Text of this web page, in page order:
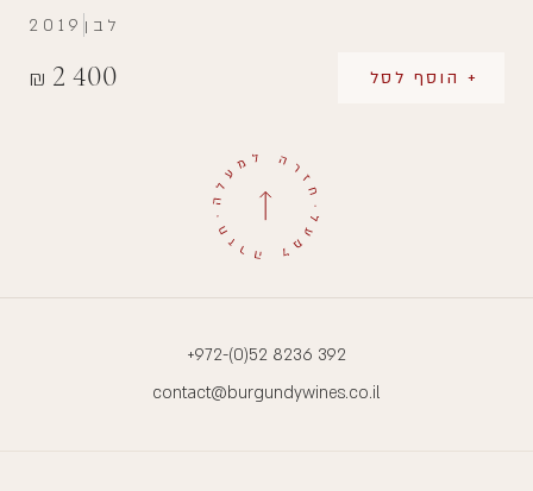
₪ 2 400 + הוסף לסל
2019 לבן
+972-(0)52 8236 392
contact@burgundywines.co.il